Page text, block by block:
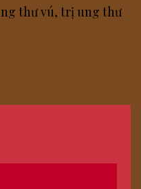
thư vú, trị ung thư